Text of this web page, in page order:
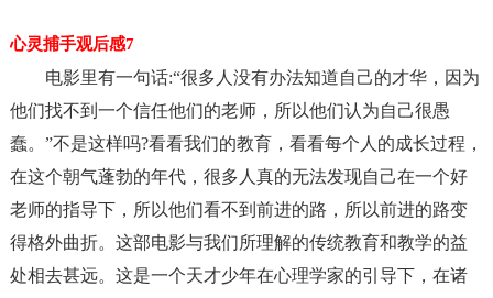
心灵捕手观后感7
电影里有一句话:“很多人没有办法知道自己的才华，因为
他们找不到一个信任他们的老师，所以他们认为自己很愚
蠢。”不是这样吗?看看我们的教育，看看每个人的成长过程，
在这个朝气蓬勃的年代，很多人真的无法发现自己在一个好
老师的指导下，所以他们看不到前进的路，所以前进的路变
得格外曲折。这部电影与我们所理解的传统教育和教学的益
处相去甚远。这是一个天才少年在心理学家的引导下，在诸